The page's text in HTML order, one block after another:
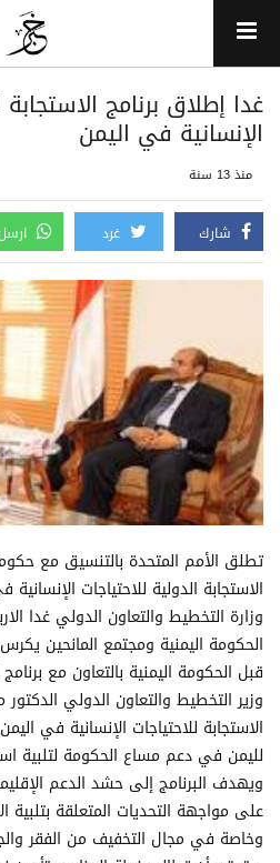
غدا إطلاق برنامج الاستجابة
الإنسانية في اليمن
منذ 13 سنة
شارك غرد
تطلق الأمم المتحدة بالتنسيق مع
وزارة التخطيط والتعاون الدولي غدا
الحكومة اليمنية ومجتمع المانحين
قبل الحكومة اليمنية بالتعاون مع
وزير التخطيط والتعاون الدولي
الاستجابة للاحتياجات الإنسانية في
لليمن في دعم مساع الحكومة لتلبية
ويهدف البرنامج إلى حشد الدعم
على مواجهة التحديات المتعلقة بتلبية
وخاصة في مجال التخفيف من الفقر